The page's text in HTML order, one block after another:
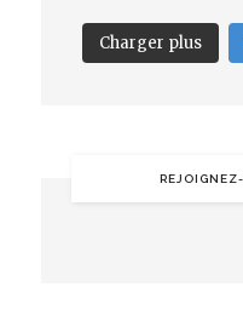
Charger plus